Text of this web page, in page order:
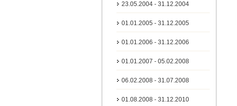
23.05.2004 - 31.12.2004
01.01.2005 - 31.12.2005
01.01.2006 - 31.12.2006
01.01.2007 - 05.02.2008
06.02.2008 - 31.07.2008
01.08.2008 - 31.12.2010